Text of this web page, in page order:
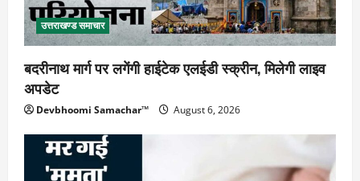
उत्तराखण्ड समाचार
बदरीनाथ मार्ग पर लगेंगी हाईटेक एलईडी स्क्रीन, मिलेगी लाइव
अपडेट
Devbhoomi Samachar™ August 6, 2026